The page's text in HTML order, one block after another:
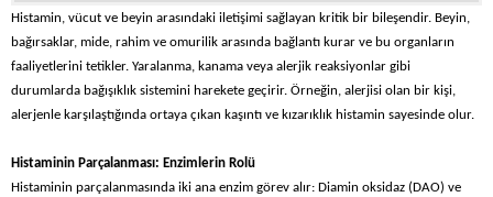
Histamin, vücut ve beyin arasındaki iletişimi sağlayan kritik bir bileşendir. Beyin,
bağırsaklar, mide, rahim ve omurilik arasında bağlantı kurar ve bu organların
faaliyetlerini tetikler. Yaralanma, kanama veya alerjik reaksiyonlar gibi
durumlarda bağışıklık sistemini harekete geçirir. Örneğin, alerjisi olan bir kişi,
alerjenle karşılaştığında ortaya çıkan kaşıntı ve kızarıklık histamin sayesinde olur.
Histaminin Parçalanması: Enzimlerin Rolü
Histaminin parçalanmasında iki ana enzim görev alır: Diamin oksidaz (DAO) ve